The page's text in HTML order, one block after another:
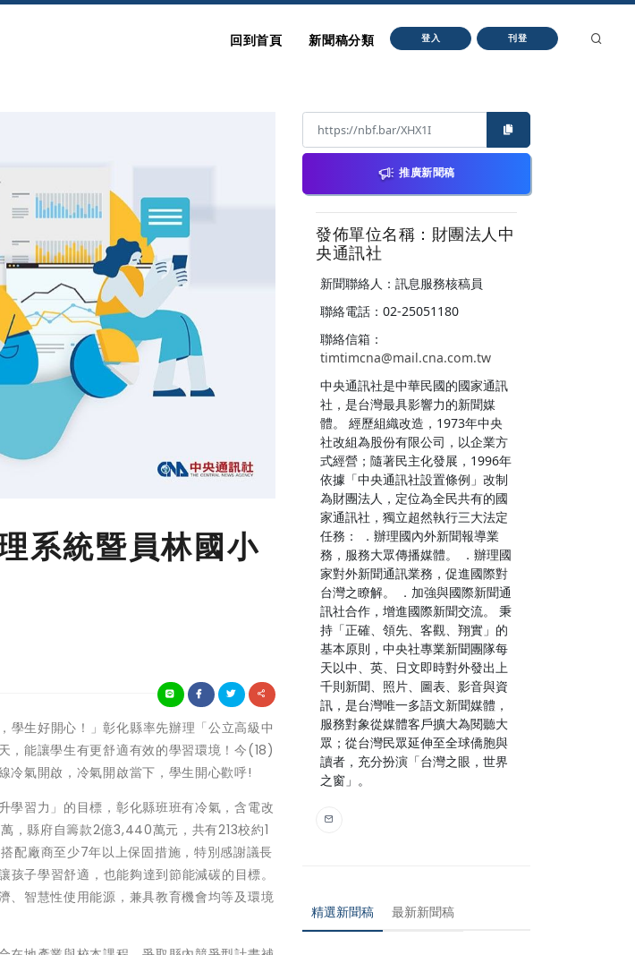
回到首頁 新聞稿分類 登入 刊登
系統暨員林國小
生好開心！」彰化縣率先辦理「公立高級中
，能讓學生有更舒適有效的學習環境！今(18)
冷氣開啟，冷氣開啟當下，學生開心歡呼!
學習力」的目標，彰化縣班班有冷氣，含電改
，縣府自籌款2億3,440萬元，共有213校約1
廠商至少7年以上保固措施，特別感謝議長
子學習舒適，也能夠達到節能減碳的目標。
、智慧性使用能源，兼具教育機會均等及環境
推廣新聞稿
發佈單位名稱：財團法人中
央通訊社
新聞聯絡人：訊息服務核稿員
聯絡電話：02-25051180
聯絡信箱：
timtimcna@mail.cna.com.tw
中央通訊社是中華民國的國家通訊
社，是台灣最具影響力的新聞媒
體。 經歷組織改造，1973年中央
社改組為股份有限公司，以企業方
式經營；隨著民主化發展，1996年
依據「中央通訊社設置條例」改制
為財團法人，定位為全民共有的國
家通訊社，獨立超然執行三大法定
任務： ．辦理國內外新聞報導業
務，服務大眾傳播媒體。 ．辦理國
家對外新聞通訊業務，促進國際對
台灣之瞭解。 ．加強與國際新聞通
訊社合作，增進國際新聞交流。 秉
持「正確、領先、客觀、翔實」的
基本原則，中央社專業新聞團隊每
天以中、英、日文即時對外發出上
千則新聞、照片、圖表、影音與資
訊，是台灣唯一多語文新聞媒體，
服務對象從媒體客戶擴大為閱聽大
眾；從台灣民眾延伸至全球僑胞與
讀者，充分扮演「台灣之眼，世界
之窗」。
精選新聞稿 最新新聞稿